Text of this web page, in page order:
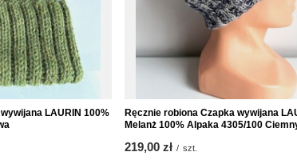
LAURIN 100%
Ręcznie robiona Czapka wywijana
Melanż 100% Alpaka 4305/100
219,00 zł / szt.